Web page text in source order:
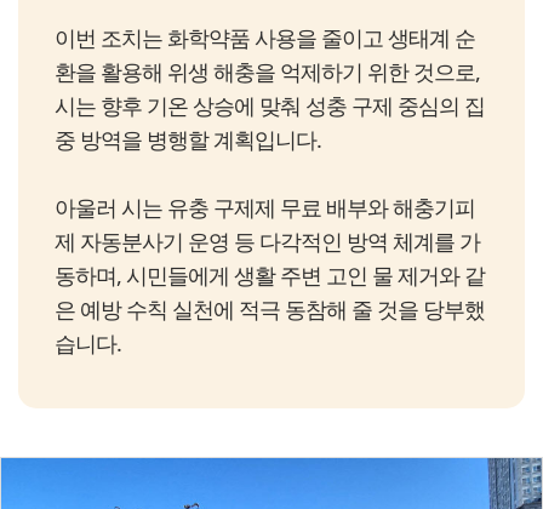
이번 조치는 화학약품 사용을 줄이고 생태계 순
환을 활용해 위생 해충을 억제하기 위한 것으로,
시는 향후 기온 상승에 맞춰 성충 구제 중심의 집
중 방역을 병행할 계획입니다.
아울러 시는 유충 구제제 무료 배부와 해충기피
제 자동분사기 운영 등 다각적인 방역 체계를 가
동하며, 시민들에게 생활 주변 고인 물 제거와 같
은 예방 수칙 실천에 적극 동참해 줄 것을 당부했
습니다.